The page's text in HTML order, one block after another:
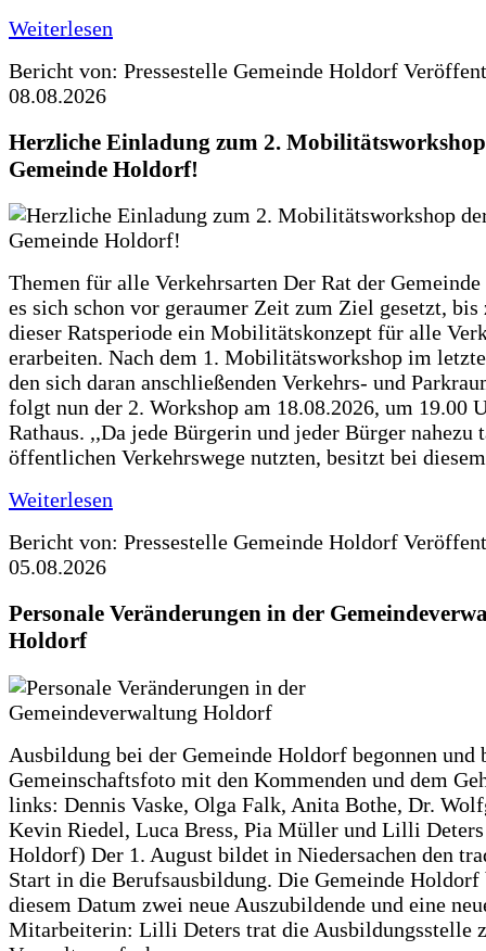
Weiterlesen
Bericht von: Pressestelle Gemeinde Holdorf
08.08.2026
Herzliche Einladung zum 2.
Gemeinde Holdorf!
Themen für alle Verkehrsarten Der Rat der
es sich schon vor geraumer Zeit zum Ziel gesetzt, bis
dieser Ratsperiode ein Mobilitätskonzept für alle
erarbeiten. Nach dem 1. Mobilitätsworkshop im
den sich daran anschließenden Verkehrs- und
folgt nun der 2. Workshop am 18.08.2026, um 19.00
Rathaus. ,,Da jede Bürgerin und jeder Bürger nahezu
öffentlichen Verkehrswege nutzten, besitzt bei
Weiterlesen
Bericht von: Pressestelle Gemeinde Holdorf
05.08.2026
Personale Veränderungen in der
Holdorf
Ausbildung bei der Gemeinde Holdorf begonnen und
Gemeinschaftsfoto mit den Kommenden und dem
links: Dennis Vaske, Olga Falk, Anita Bothe, Dr.
Kevin Riedel, Luca Bress, Pia Müller und Lilli
Holdorf) Der 1. August bildet in Niedersachen den
Start in die Berufsausbildung. Die Gemeinde Holdorf
diesem Datum zwei neue Auszubildende und eine
Mitarbeiterin: Lilli Deters trat die Ausbildungsstelle